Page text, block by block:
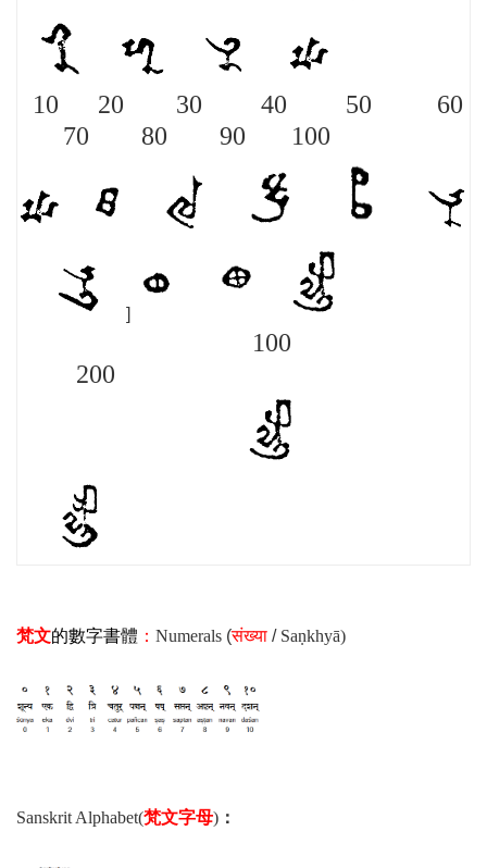
10 20 30 40 50 60
70 80 90 100
]
100
200
梵文的數字書體 ： Numerals (संख्या / Saṇkhyā)
Sanskrit Alphabet(梵文字母) ：